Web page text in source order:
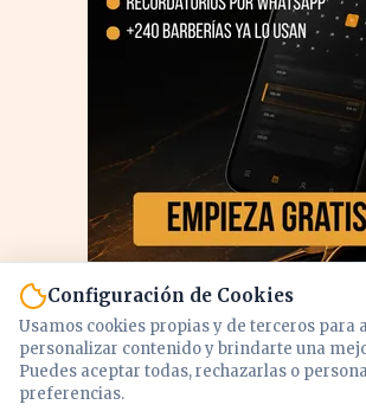
Configuración de Cookies
Usamos cookies propias y de terceros para
personalizar contenido y brindarte una
Puedes aceptar todas, rechazarlas o
preferencias.